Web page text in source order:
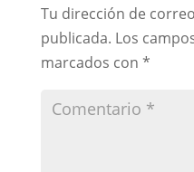
Tu dirección de
publicada. Los
marcados con *